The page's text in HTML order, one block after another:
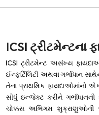
ICSI ટ્રીટમેન્ટના
ICSI ટ્રીટમેન્ટ અસંખ્ય
ઈન્ફર્ટિલિટી અથવા ગર્ભાધાન
તેના પ્રાથમિક ફાયદાઓમાંનો
સીધું ઇન્જેક્ટ કરીને
ચોક્કસ અભિગમ શુક્રાણુઓની